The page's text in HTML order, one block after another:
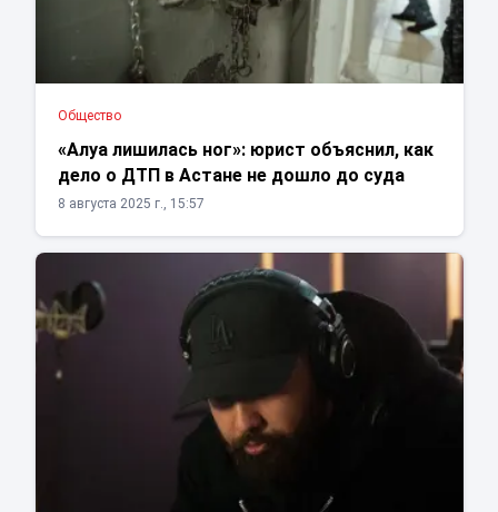
Общество
«Алуа лишилась ног»: юрист объяснил, как
дело о ДТП в Астане не дошло до суда
8 августа 2025 г., 15:57